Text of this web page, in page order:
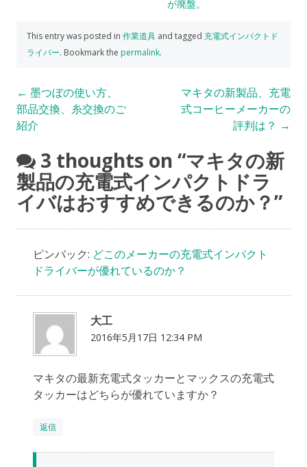
が廃盤。
This entry was posted in 作業道具 and tagged 充電式インパクトド
ライバー. Bookmark the permalink.
Post
navigation
← 墨つぼの使い方、
部品交換、糸交換のご
紹介
マキタの新製品、充電
式コーヒーメーカーの
評判は？ →
3 thoughts on “マキタの新
製品の充電式インパクトドラ
イバはおすすめできるのか？”
ピンバック: どこのメーカーの充電式インパクト
ドライバーが優れているのか？
大工
2016年5月17日 12:34 PM
マキタの最新充電式タッカーとマックスの充電式
タッカーはどちらが優れていますか？
返信